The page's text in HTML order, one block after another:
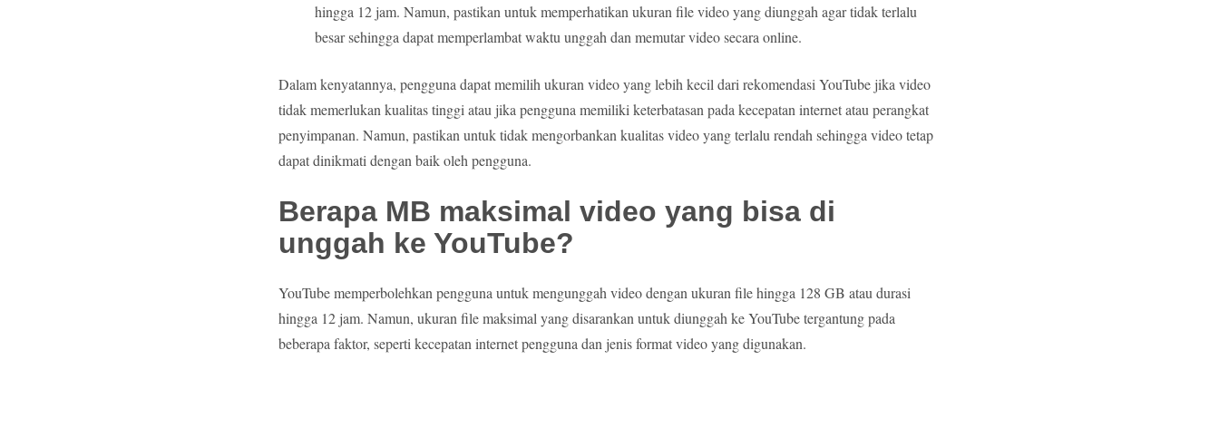
hingga 12 jam. Namun, pastikan untuk memperhatikan ukuran file video yang diunggah agar tidak terlalu
besar sehingga dapat memperlambat waktu unggah dan memutar video secara online.
Dalam kenyatannya, pengguna dapat memilih ukuran video yang lebih kecil dari rekomendasi YouTube jika video
tidak memerlukan kualitas tinggi atau jika pengguna memiliki keterbatasan pada kecepatan internet atau perangkat
penyimpanan. Namun, pastikan untuk tidak mengorbankan kualitas video yang terlalu rendah sehingga video tetap
dapat dinikmati dengan baik oleh pengguna.
Berapa MB maksimal video yang bisa di
unggah ke YouTube?
YouTube memperbolehkan pengguna untuk mengunggah video dengan ukuran file hingga 128 GB atau durasi
hingga 12 jam. Namun, ukuran file maksimal yang disarankan untuk diunggah ke YouTube tergantung pada
beberapa faktor, seperti kecepatan internet pengguna dan jenis format video yang digunakan.